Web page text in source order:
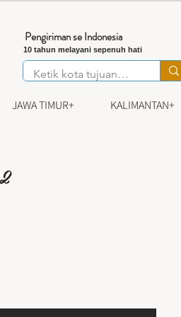
10 tahun melayani sepenuh hati
Pengiriman se Indonesia
JAWA TIMUR+ KALIMANTAN+